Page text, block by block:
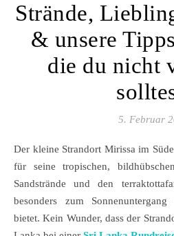
Strände,
& unsere
die du nicht
5. Februar
Der kleine Strandort Mirissa im Süden von Sri Lanka ist bekannt
für seine tropischen,
Sandstrände und den
besonders zum
bietet. Kein Wunder, dass der